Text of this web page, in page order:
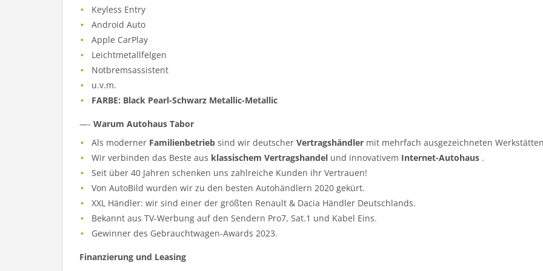
Keyless Entry
Android Auto
Apple CarPlay
Leichtmetallfelgen
Notbremsassistent
u.v.m.
FARBE: Black Pearl-Schwarz Metallic-Metallic
—- Warum Autohaus Tabor
Als moderner Familienbetrieb sind wir deutscherVertragshändler mit mehrfach ausgezeichneten
Wir verbinden das Beste aus klassischem Vertragshandel und innovativem Internet-Autohaus .
Seit über 40 Jahren schenken uns zahlreiche Kunden ihr Vertrauen!
Von AutoBild wurden wir zu den besten Autohändlern 2020 gekürt.
XXL Händler: wir sind einer der größten Renault & Dacia Händler Deutschlands.
Bekannt aus TV-Werbung auf den Sendern Pro7, Sat.1 und Kabel Eins.
Gewinner des Gebrauchtwagen-Awards 2023.
Finanzierung und Leasing